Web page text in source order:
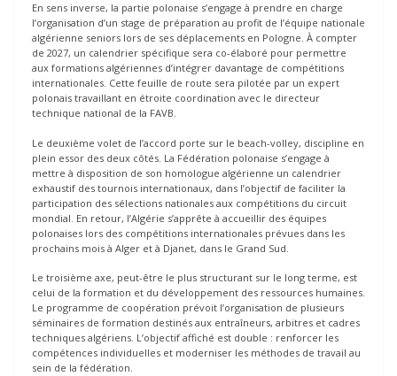
En sens inverse, la partie polonaise s’engage à prendre en charge
l’organisation d’un stage de préparation au profit de l’équipe nationale
algérienne seniors lors de ses déplacements en Pologne. À compter
de 2027, un calendrier spécifique sera co-élaboré pour permettre
aux formations algériennes d’intégrer davantage de compétitions
internationales. Cette feuille de route sera pilotée par un expert
polonais travaillant en étroite coordination avec le directeur
technique national de la FAVB.
Le deuxième volet de l’accord porte sur le beach-volley, discipline en
plein essor des deux côtés. La Fédération polonaise s’engage à
mettre à disposition de son homologue algérienne un calendrier
exhaustif des tournois internationaux, dans l’objectif de faciliter la
participation des sélections nationales aux compétitions du circuit
mondial. En retour, l’Algérie s’apprête à accueillir des équipes
polonaises lors des compétitions internationales prévues dans les
prochains mois à Alger et à Djanet, dans le Grand Sud.
Le troisième axe, peut-être le plus structurant sur le long terme, est
celui de la formation et du développement des ressources humaines.
Le programme de coopération prévoit l’organisation de plusieurs
séminaires de formation destinés aux entraîneurs, arbitres et cadres
techniques algériens. L’objectif affiché est double : renforcer les
compétences individuelles et moderniser les méthodes de travail au
sein de la fédération.